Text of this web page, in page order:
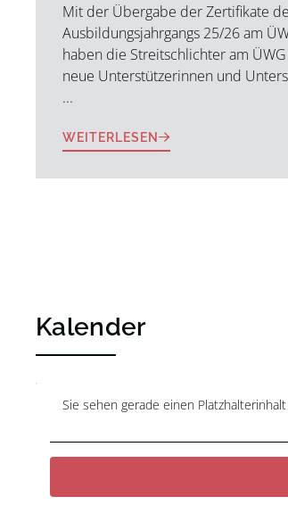
Mit der Übergabe der Zertifikate
Ausbildungsjahrgangs 25/26 am
haben die Streitschlichter am
neue Unterstützerinnen und
...
WEITERLESEN
Kalender
Sie sehen gerade einen